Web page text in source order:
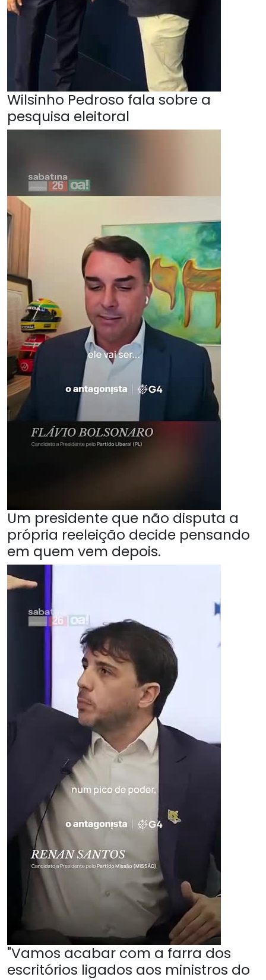
Wilsinho Pedroso fala sobre a
pesquisa eleitoral
Um presidente que não disputa a
própria reeleição decide pensando
em quem vem depois.
"Vamos acabar com a farra dos
escritórios ligados aos ministros do